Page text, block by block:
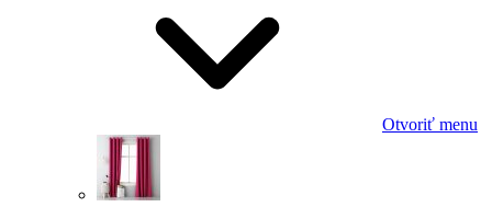
Otvoriť menu